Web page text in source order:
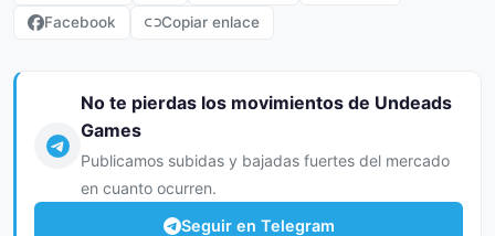
Facebook
Copiar enlace
No te pierdas los movimientos de Undeads
Games
Publicamos subidas y bajadas fuertes del mercado
en cuanto ocurren.
Seguir en Telegram